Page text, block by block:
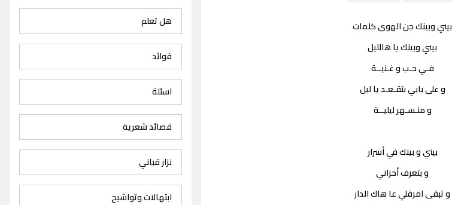
بيني وبينك جن الهوى كلمات
بيني وبينك يا هالليل
فـي حـب و غـنيــة
و على بابي بتقـعـد يا ليل
و منـسـهر ليليــة
بيني و بينك في أسرار
و بتعرف أحزاني
و تبقى امرقلي عا هاك الدار
هل تعلم
فوائد
اسئلة
قصائد شعرية
نزار قباني
ابتهالات وتواشيح